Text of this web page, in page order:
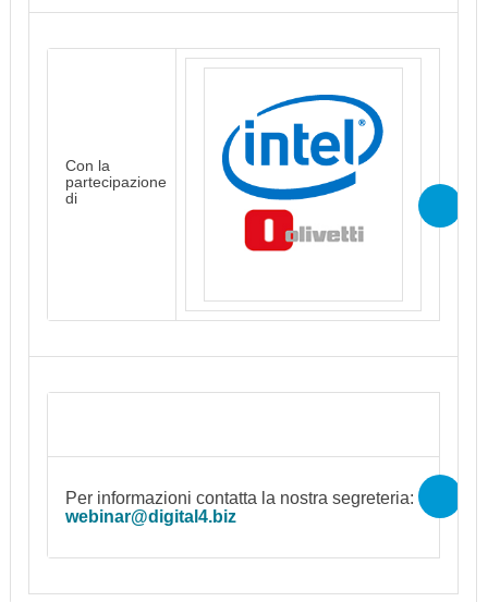
Con la
partecipazione
di
Per informazioni contatta la nostra segreteria:
webinar@digital4.biz